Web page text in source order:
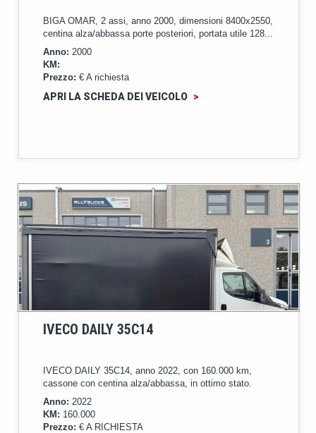
BIGA OMAR, 2 assi, anno 2000, dimensioni 8400x2550,
centina alza/abbassa porte posteriori, portata utile 128...
Anno: 2000
KM:
Prezzo: € A richiesta
APRI LA SCHEDA DEI VEICOLO >
IVECO DAILY 35C14
IVECO DAILY 35C14, anno 2022, con 160.000 km,
cassone con centina alza/abbassa, in ottimo stato.
Anno: 2022
KM: 160.000
Prezzo: € A RICHIESTA